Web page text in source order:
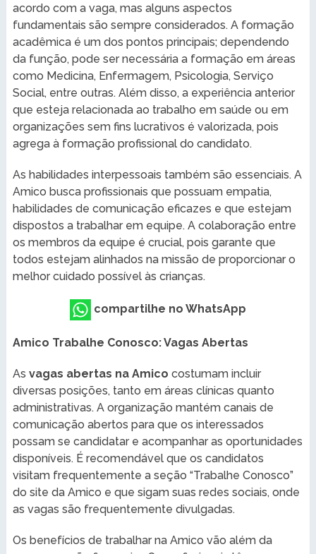
acordo com a vaga, mas alguns aspectos
fundamentais são sempre considerados. A formação
acadêmica é um dos pontos principais; dependendo
da função, pode ser necessária a formação em áreas
como Medicina, Enfermagem, Psicologia, Serviço
Social, entre outras. Além disso, a experiência anterior
que esteja relacionada ao trabalho em saúde ou em
organizações sem fins lucrativos é valorizada, pois
agrega à formação profissional do candidato.
As habilidades interpessoais também são essenciais. A
Amico busca profissionais que possuam empatia,
habilidades de comunicação eficazes e que estejam
dispostos a trabalhar em equipe. A colaboração entre
os membros da equipe é crucial, pois garante que
todos estejam alinhados na missão de proporcionar o
melhor cuidado possível às crianças.
compartilhe no WhatsApp
Amico Trabalhe Conosco: Vagas Abertas
As vagas abertas na Amico costumam incluir
diversas posições, tanto em áreas clínicas quanto
administrativas. A organização mantém canais de
comunicação abertos para que os interessados
possam se candidatar e acompanhar as oportunidades
disponíveis. É recomendável que os candidatos
visitam frequentemente a seção “Trabalhe Conosco”
do site da Amico e que sigam suas redes sociais, onde
as vagas são frequentemente divulgadas.
Os benefícios de trabalhar na Amico vão além da